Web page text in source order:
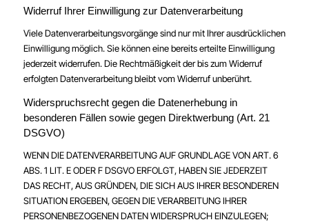
Widerruf Ihrer Einwilligung zur Datenverarbeitung
Viele Datenverarbeitungsvorgänge sind nur mit Ihrer ausdrücklichen
Einwilligung möglich. Sie können eine bereits erteilte Einwilligung
jederzeit widerrufen. Die Rechtmäßigkeit der bis zum Widerruf
erfolgten Datenverarbeitung bleibt vom Widerruf unberührt.
Widerspruchsrecht gegen die Datenerhebung in
besonderen Fällen sowie gegen Direktwerbung (Art. 21
DSGVO)
WENN DIE DATENVERARBEITUNG AUF GRUNDLAGE VON ART. 6
ABS. 1 LIT. E ODER F DSGVO ERFOLGT, HABEN SIE JEDERZEIT
DAS RECHT, AUS GRÜNDEN, DIE SICH AUS IHRER BESONDEREN
SITUATION ERGEBEN, GEGEN DIE VERARBEITUNG IHRER
PERSONENBEZOGENEN DATEN WIDERSPRUCH EINZULEGEN;